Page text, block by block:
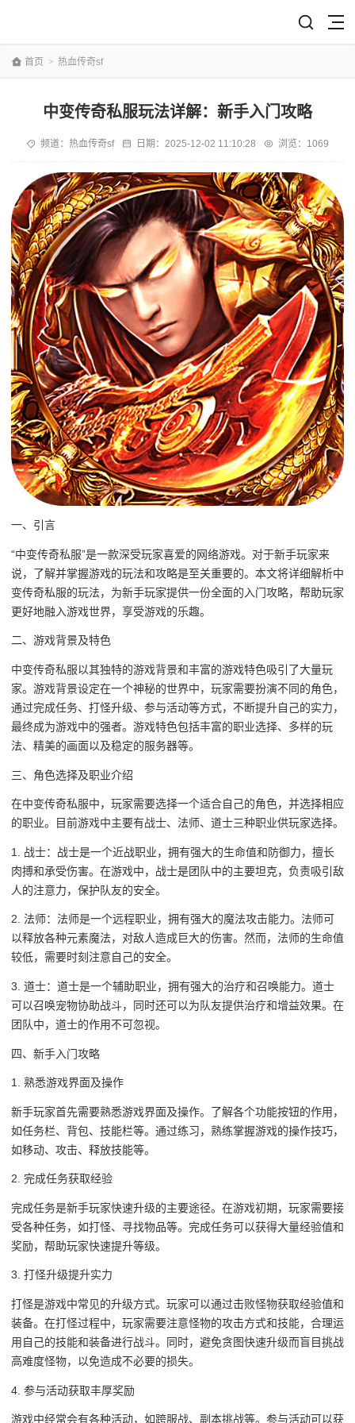
首页 > 热血传奇sf
中变传奇私服玩法详解：新手入门攻略
频道： 热血传奇sf 日期： 2025-12-02 11:10:28 浏览：1069
一、引言
“中变传奇私服”是一款深受玩家喜爱的网络游戏。对于新手玩家来
说，了解并掌握游戏的玩法和攻略是至关重要的。本文将详细解析中
变传奇私服的玩法，为新手玩家提供一份全面的入门攻略，帮助玩家
更好地融入游戏世界，享受游戏的乐趣。
二、游戏背景及特色
中变传奇私服以其独特的游戏背景和丰富的游戏特色吸引了大量玩
家。游戏背景设定在一个神秘的世界中，玩家需要扮演不同的角色，
通过完成任务、打怪升级、参与活动等方式，不断提升自己的实力，
最终成为游戏中的强者。游戏特色包括丰富的职业选择、多样的玩
法、精美的画面以及稳定的服务器等。
三、角色选择及职业介绍
在中变传奇私服中，玩家需要选择一个适合自己的角色，并选择相应
的职业。目前游戏中主要有战士、法师、道士三种职业供玩家选择。
1. 战士：战士是一个近战职业，拥有强大的生命值和防御力，擅长
肉搏和承受伤害。在游戏中，战士是团队中的主要坦克，负责吸引敌
人的注意力，保护队友的安全。
2. 法师：法师是一个远程职业，拥有强大的魔法攻击能力。法师可
以释放各种元素魔法，对敌人造成巨大的伤害。然而，法师的生命值
较低，需要时刻注意自己的安全。
3. 道士：道士是一个辅助职业，拥有强大的治疗和召唤能力。道士
可以召唤宠物协助战斗，同时还可以为队友提供治疗和增益效果。在
团队中，道士的作用不可忽视。
四、新手入门攻略
1. 熟悉游戏界面及操作
新手玩家首先需要熟悉游戏界面及操作。了解各个功能按钮的作用，
如任务栏、背包、技能栏等。通过练习，熟练掌握游戏的操作技巧，
如移动、攻击、释放技能等。
2. 完成任务获取经验
完成任务是新手玩家快速升级的主要途径。在游戏初期，玩家需要接
受各种任务，如打怪、寻找物品等。完成任务可以获得大量经验值和
奖励，帮助玩家快速提升等级。
3. 打怪升级提升实力
打怪是游戏中常见的升级方式。玩家可以通过击败怪物获取经验值和
装备。在打怪过程中，玩家需要注意怪物的攻击方式和技能，合理运
用自己的技能和装备进行战斗。同时，避免贪图快速升级而盲目挑战
高难度怪物，以免造成不必要的损失。
4. 参与活动获取丰厚奖励
游戏中经常会有各种活动，如跨服战、副本挑战等。参与活动可以获